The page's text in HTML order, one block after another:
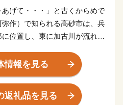
あげて・・・」と古くからめで
作）で知られる高砂市は、兵
位置し、東に加古川が流れ、
た。
山などの丘陵地には多くの遺
・古代の人々の暮らしぶりを
情報を見る
返礼品を見る